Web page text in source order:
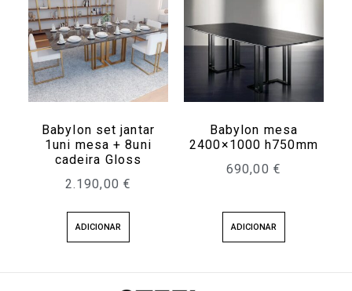
Babylon set jantar
1uni mesa + 8uni
cadeira Gloss
2.190,00 €
ADICIONAR
Babylon mesa
2400×1000 h750mm
690,00 €
ADICIONAR